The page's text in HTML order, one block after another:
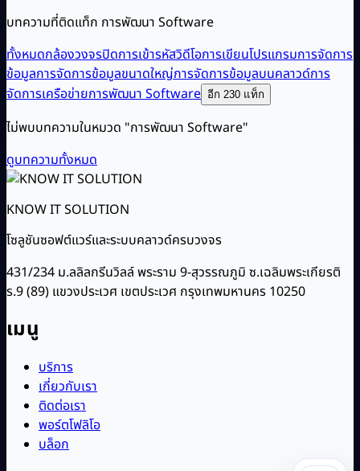
บทความที่ติดแท็ก การพัฒนา Software
ทั้งหมดกล้องวงจรปิดการเข้ารหัสวิดีโอการเขียนโปรแกรมการจัดการ
ข้อมูลการจัดการข้อมูลขนาดใหญ่การจัดการข้อมูลบนคลาวด์การ
จัดการเครือข่ายการพัฒนา Software อีก 230 แท็ก
ไม่พบบทความในหมวด "การพัฒนา Software"
ดูบทความทั้งหมด
KNOW IT SOLUTION
โซลูชันซอฟต์แวร์และระบบคลาวด์ครบวงจร
431/234 ม.ลลิลกรีนวิลล์ พระราม 9-สุวรรณภูมิ ซ.เฉลิมพระเกียรติ
ร.9 (89) แขวงประเวศ เขตประเวศ กรุงเทพมหานคร 10250
เมนู
บริการ
เกี่ยวกับเรา
ติดต่อเรา
พอร์ตโฟลิโอ
บล็อก